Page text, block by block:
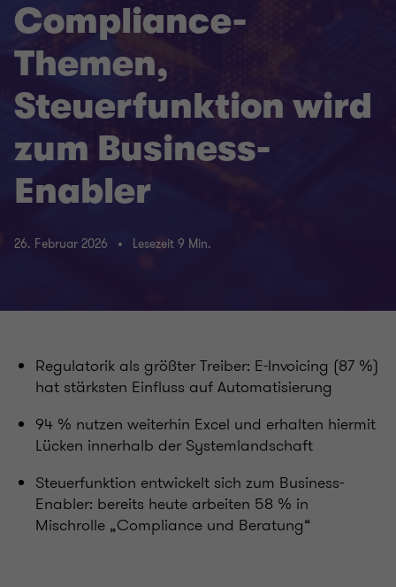
Compliance-
Themen,
Steuerfunktion wird
zum Business-
Enabler
26. Februar 2026 Lesezeit 9 Min.
Regulatorik als größter Treiber: E-Invoicing (87 %)
hat stärksten Einfluss auf Automatisierung
94 % nutzen weiterhin Excel und erhalten hiermit
Lücken innerhalb der Systemlandschaft
Steuerfunktion entwickelt sich zum Business-
Enabler: bereits heute arbeiten 58 % in
Mischrolle „Compliance und Beratung“